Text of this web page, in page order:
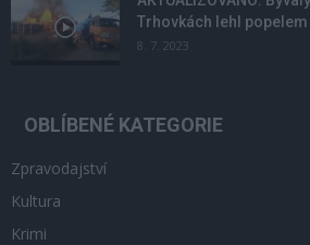
Trhovkách lehl popelem
8. 7. 2023
OBLÍBENÉ KATEGORIE
Zpravodajství
Kultura
Krimi